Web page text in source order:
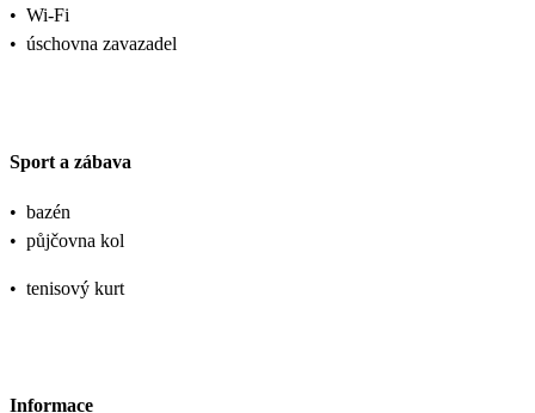
• Wi-Fi
• úschovna zavazadel
Sport a zábava
• bazén
• půjčovna kol
• tenisový kurt
Informace